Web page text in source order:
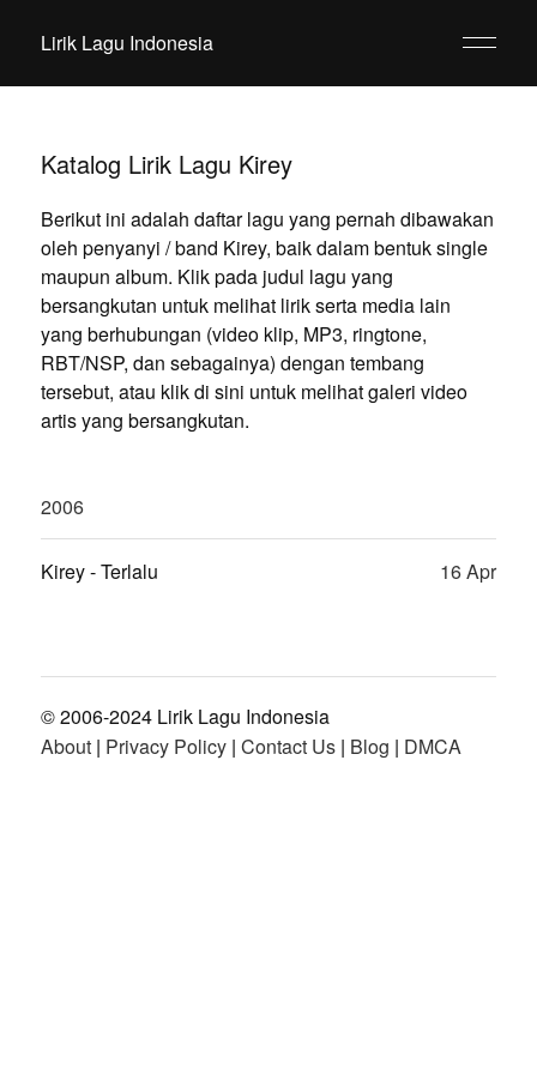
Lirik Lagu Indonesia
Katalog Lirik Lagu Kirey
Berikut ini adalah daftar lagu yang pernah dibawakan
oleh penyanyi / band Kirey, baik dalam bentuk single
maupun album. Klik pada judul lagu yang
bersangkutan untuk melihat lirik serta media lain
yang berhubungan (video klip, MP3, ringtone,
RBT/NSP, dan sebagainya) dengan tembang
tersebut, atau klik di sini untuk melihat galeri video
artis yang bersangkutan.
2006
Kirey - Terlalu 16 Apr
© 2006-2024 Lirik Lagu Indonesia
About| Privacy Policy| Contact Us| Blog | DMCA